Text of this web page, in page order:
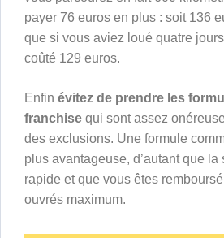
payer 76 euros en plus : soit 136
que si vous aviez loué quatre
coûté 129 euros.
Enfin évitez de prendre les
franchise qui sont assez
des exclusions. Une formule
plus avantageuse, d’autant que
rapide et que vous êtes
ouvrés maximum.